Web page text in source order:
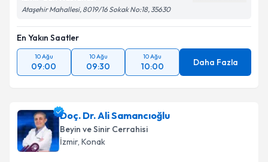
Ataşehir Mahallesi, 8019/16 Sokak No:18, 35630
En Yakın Saatler
10 Ağu
09:00
10 Ağu
09:30
10 Ağu
10:00 Daha Fazla
Doç. Dr. Ali Samancıoğlu
Beyin ve Sinir Cerrahisi
İzmir, Konak